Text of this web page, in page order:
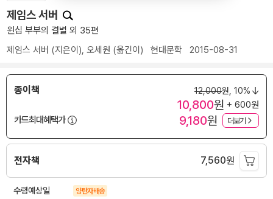
제임스 서버
윈십 부부의 결별 외 35편
제임스 서버 (지은이), 오세원 (옮긴이)현대문학 2015-08-31
종이책 12,000원, 10%
10,800원 + 600원
카드최대혜택가
9,180원 더보기
전자책 7,560원
수령예상일 양탄자배송